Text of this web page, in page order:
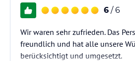
6 / 6
Wir waren sehr zufrieden. Das
freundlich und hat alle unsere
berücksichtigt und umgesetzt.